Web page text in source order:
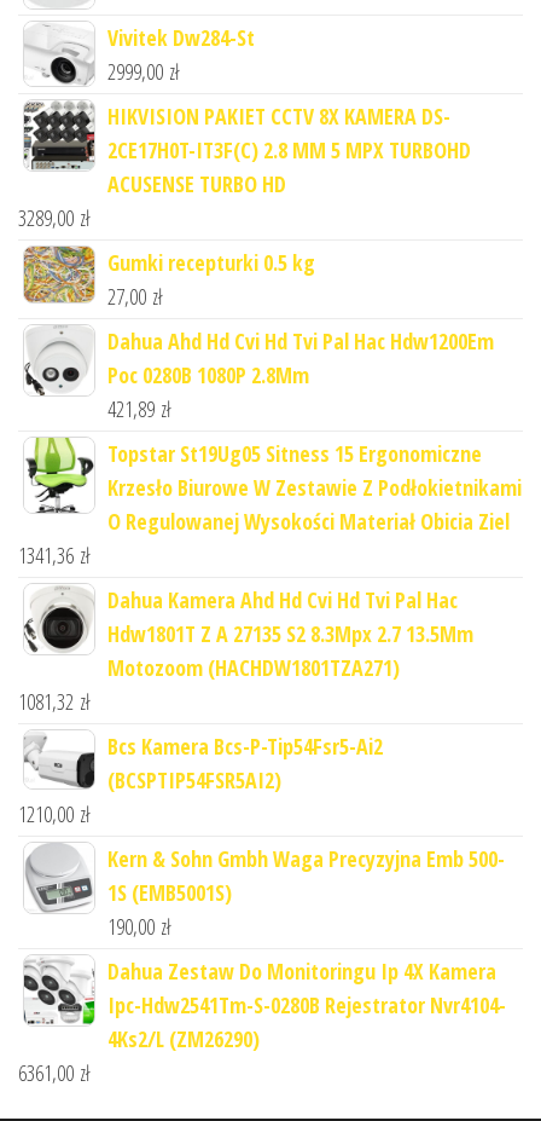
Vivitek Dw284-St
2999,00 zł
HIKVISION PAKIET CCTV 8X KAMERA DS-
2CE17H0T-IT3F(C) 2.8 MM 5 MPX TURBOHD
ACUSENSE TURBO HD
3289,00 zł
Gumki recepturki 0.5 kg
27,00 zł
Dahua Ahd Hd Cvi Hd Tvi Pal Hac Hdw1200Em
Poc 0280B 1080P 2.8Mm
421,89 zł
Topstar St19Ug05 Sitness 15 Ergonomiczne
Krzesło Biurowe W Zestawie Z Podłokietnikami
O Regulowanej Wysokości Materiał Obicia Ziel
1341,36 zł
Dahua Kamera Ahd Hd Cvi Hd Tvi Pal Hac
Hdw1801T Z A 27135 S2 8.3Mpx 2.7 13.5Mm
Motozoom (HACHDW1801TZA271)
1081,32 zł
Bcs Kamera Bcs-P-Tip54Fsr5-Ai2
(BCSPTIP54FSR5AI2)
1210,00 zł
Kern & Sohn Gmbh Waga Precyzyjna Emb 500-
1S (EMB5001S)
190,00 zł
Dahua Zestaw Do Monitoringu Ip 4X Kamera
Ipc-Hdw2541Tm-S-0280B Rejestrator Nvr4104-
4Ks2/L (ZM26290)
6361,00 zł